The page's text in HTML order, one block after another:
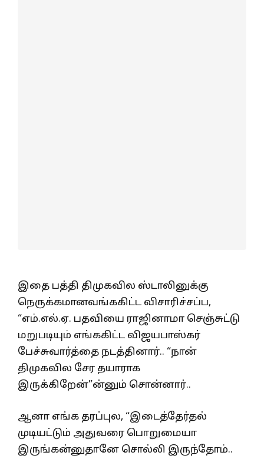
இதை பத்தி திமுகவில ஸ்டாலினுக்கு
நெருக்கமானவங்ககிட்ட விசாரிச்சப்ப,
“எம்.எல்.ஏ. பதவியை ராஜினாமா செஞ்சுட்டு
மறுபடியும் எங்ககிட்ட விஜயபாஸ்கர்
பேச்சுவார்த்தை நடத்தினார்.. “நான்
திமுகவில சேர தயாராக
இருக்கிறேன்”ன்னும் சொன்னார்..
ஆனா எங்க தரப்புல, “இடைத்தேர்தல்
முடியட்டும் அதுவரை பொறுமையா
இருங்கன்னுதானே சொல்லி இருந்தோம்..